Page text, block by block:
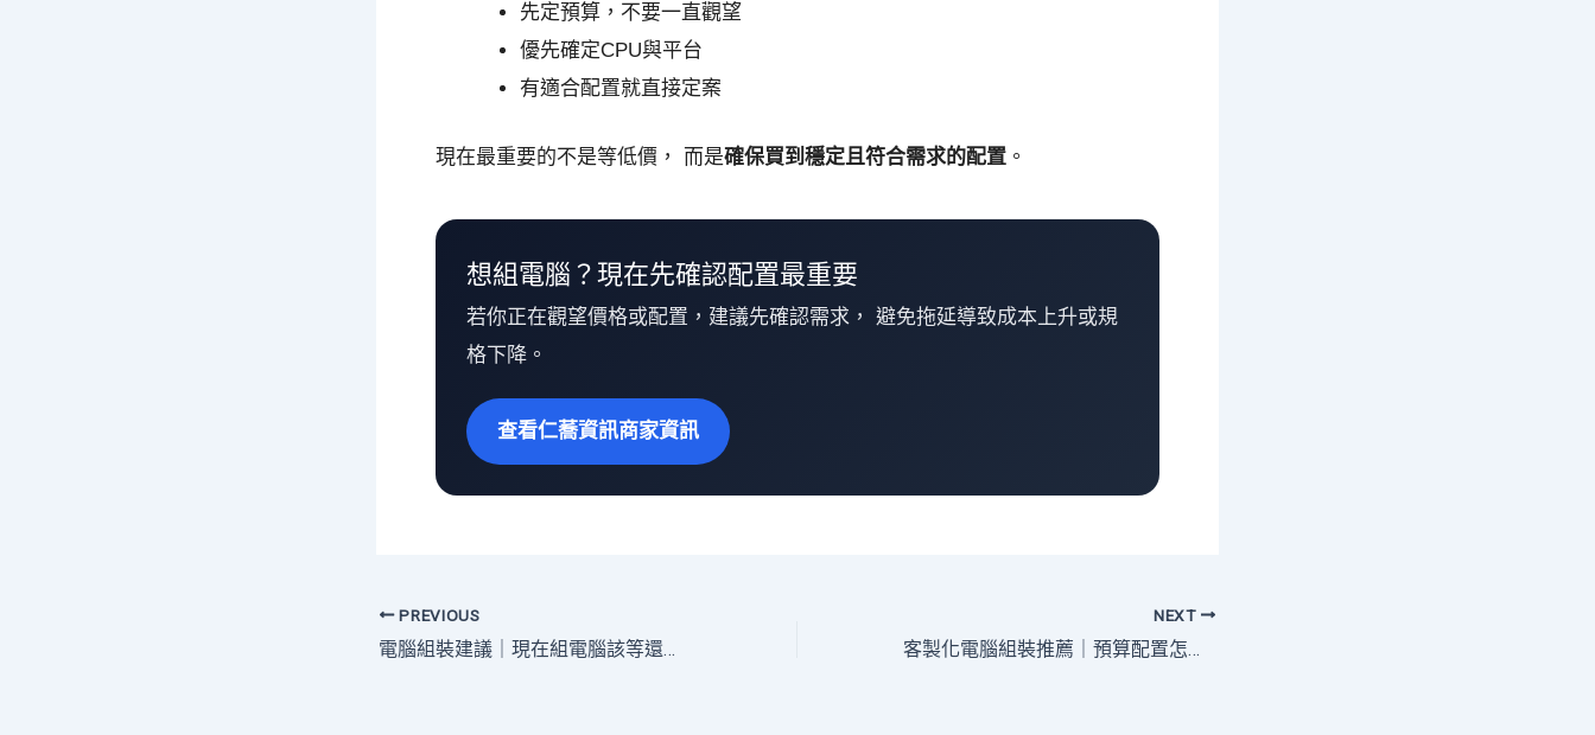
先定預算，不要一直觀望
優先確定CPU與平台
有適合配置就直接定案
現在最重要的不是等低價， 而是確保買到穩定且符合需求的配置 。
想組電腦？現在先確認配置最重要
若你正在觀望價格或配置，建議先確認需求， 避免拖延導致成本上升或規
格下降。
查看仁蕎資訊商家資訊
PREVIOUS
電腦組裝建議｜現在組電腦該等還是直接上
NEXT
客製化電腦組裝推薦｜預算配置怎麼抓？新手也能快速配出適合主機